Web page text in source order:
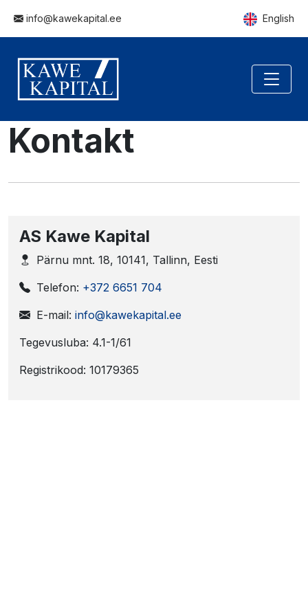
info@kawekapital.ee English
Kontakt
AS Kawe Kapital
Pärnu mnt. 18, 10141, Tallinn, Eesti
Telefon: +372 6651 704
E-mail: info@kawekapital.ee
Tegevusluba: 4.1-1/61
Registrikood: 10179365